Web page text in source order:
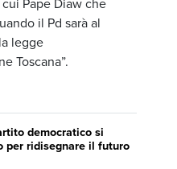
il Pd sarà al
legge
Toscana”.
democratico si
per ridisegnare il futuro